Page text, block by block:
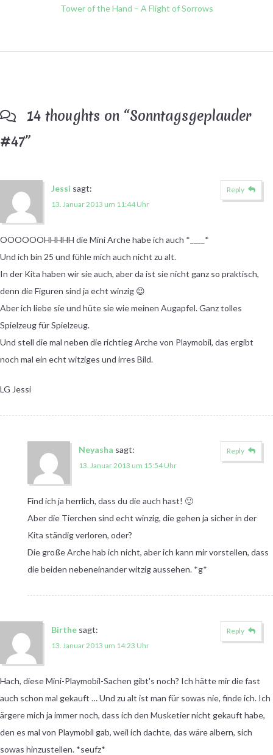
Tower of the Hand – A Flight of Sorrows
14 thoughts on “Sonntagsgeplauder
#47”
Jessi sagt:
13. Januar 2013 um 11:44 Uhr
OOOOOOHHHHH die Mini Arche habe ich auch *____*
Und ich bin 25 und fühle mich auch nicht zu alt.
In der Kita haben wir sie auch, aber da ist sie nicht ganz so praktisch,
denn die Figuren sind ja echt winzig 😉
Aber ich liebe sie und hüte sie wie meinen Augapfel. Ganz tolles
Spielzeug für Spielzeug.
Und stell die mal neben die richtieg Arche von Playmobil, das ergibt
noch mal ein echt witziges und irres Bild.
LG Jessi
Reply
Neyasha sagt:
13. Januar 2013 um 15:54 Uhr
Find ich ja herrlich, dass du die auch hast! 🙂
Aber die Tierchen sind echt winzig, die gehen ja sicher in der
Kita ständig verloren, oder?
Die große Arche hab ich nicht, aber ich kann mir vorstellen, dass
die beiden nebeneinander witzig aussehen. *g*
Reply
Birthe sagt:
13. Januar 2013 um 14:23 Uhr
Hach, diese Mini-Playmobil-Sachen gibt's noch? Ich hätte mir die fast
auch schon mal gekauft … Und zu alt ist man für sowas nie, finde ich. Ich
ärgere mich ja immer noch, dass ich den Musketier nicht gekauft habe,
den es mal von Playmobil gab, weil ich dachte, das wäre albern, sich
sowas hinzustellen. *seufz*
Reply